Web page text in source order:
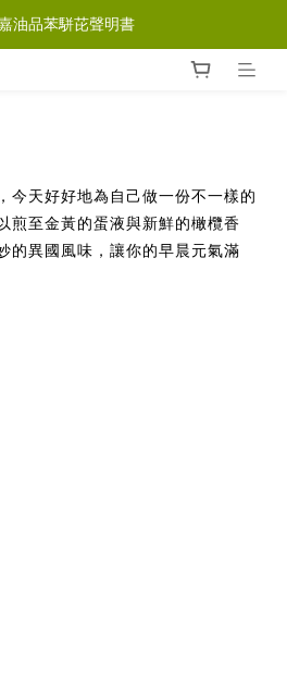
油品苯駢芘聲明書
天好好地為自己做一份不一樣的
煎至金黃的蛋液與新鮮的橄欖香
的異國風味，讓你的早晨元氣滿